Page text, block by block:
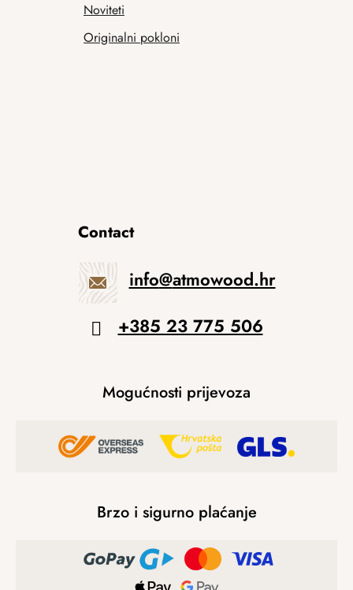
Noviteti
Originalni pokloni
Contact
info@atmowood.hr
+385 23 775 506
Mogućnosti prijevoza
Brzo i sigurno plaćanje